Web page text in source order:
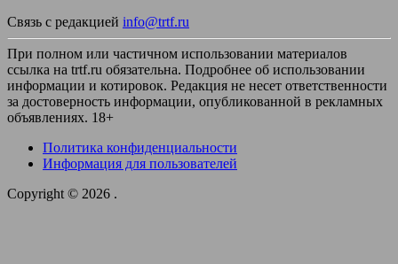
Связь с редакцией info@trtf.ru
При полном или частичном использовании материалов
ссылка на trtf.ru обязательна. Подробнее об использовании
информации и котировок. Редакция не несет ответственности
за достоверность информации, опубликованной в рекламных
объявлениях. 18+
Политика конфиденциальности
Информация для пользователей
Copyright © 2026 .